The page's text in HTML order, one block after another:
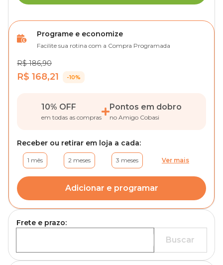
Programe e economize
Facilite sua rotina com a Compra Programada
R$ 186,90
R$ 168,21 -10%
10% OFF
em todas as compras
Pontos em dobro
no Amigo Cobasi
Receber ou retirar em loja a cada:
1 mês 2 meses 3 meses Ver mais
Adicionar e programar
Frete e prazo:
Buscar